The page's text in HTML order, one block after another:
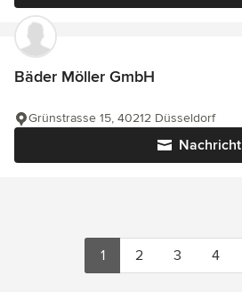
Bäder Möller GmbH
Nachricht
Grünstrasse 15, 40212 Düsseldorf
1 2 3 4